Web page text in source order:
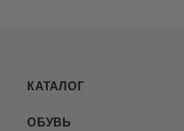
КАТАЛОГ
ОБУВЬ